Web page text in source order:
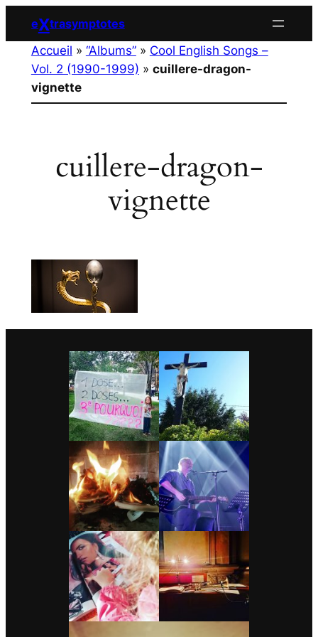
contenu
eXtrasymptotes
Accueil » “Albums”» Cool English Songs –
Vol. 2 (1990-1999) » cuillere-dragon-
vignette
cuillere-dragon-
vignette